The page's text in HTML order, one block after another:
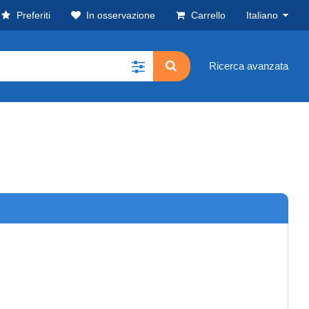
Preferiti In osservazione Carrello Italiano
Ricerca avanzata